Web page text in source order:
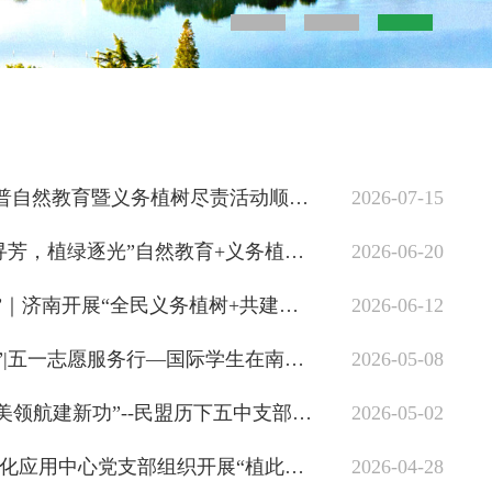
春光无限好 植树正当时丨市林科院开展全民义务植树系列活动
“荷”你相约 | 荷花科普自然教育暨义务植树尽责活动顺利开展 2026-07-15
市林科院举办“初夏寻芳，植绿逐光”自然教育+义务植树主题实践活动 2026-06-20
“植绿尽责 共建共享”｜济南开展“全民义务植树+共建花园”尽责活动 2026-06-12
“泉城劳动·世界青年”|五一志愿服务行—国际学生在南山种下友谊林 2026-05-08
“植树增绿担使命 济美领航建新功”--民盟历下五中支部参加学校义务植树主题活动 2026-05-02
济南市生态环境数字化应用中心党支部组织开展“植此青绿 不负春光”植树节志愿服务活动 2026-04-28